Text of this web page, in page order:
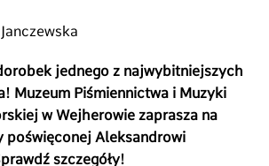
jednego z najwybitniejszych
Muzeum Piśmiennictwa i Muzyki
w Wejherowie zaprasza na
poświęconej Aleksandrowi
szczegóły!